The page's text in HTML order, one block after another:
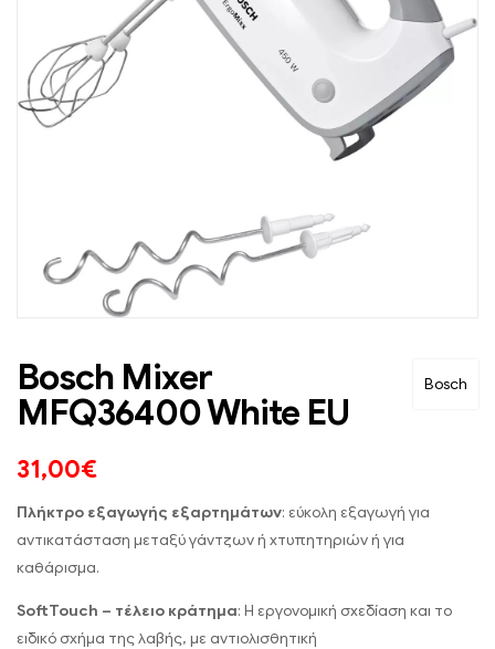
Αναλώσιμα
Bosch
Bosch Mixer
MFQ36400 White EU
31,00€
Πλήκτρο εξαγωγής εξαρτημάτων: εύκολη εξαγωγή για
αντικατάσταση μεταξύ γάντζων ή χτυπητηριών ή για
καθάρισμα.
SoftTouch – τέλειο κράτημα: Η εργονομική σχεδίαση και το
ειδικό σχήμα της λαβής, με αντιολισθητική